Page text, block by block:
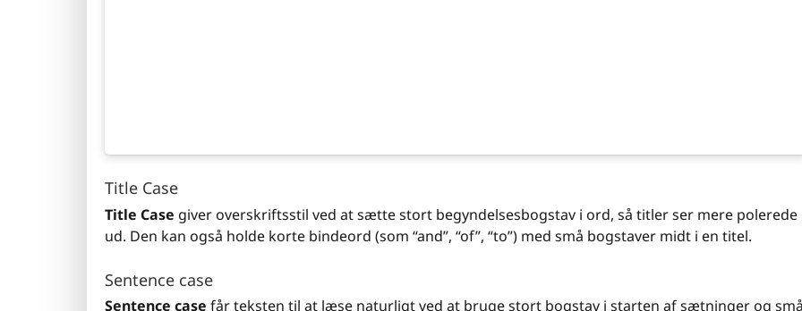
Title Case
Title Case giver overskriftsstil ved at sætte stort begyndelsesbogstav i ord, så titler ser mere polerede
ud. Den kan også holde korte bindeord (som “and”, “of”, “to”) med små bogstaver midt i en titel.
Sentence case
Sentence case får teksten til at læse naturligt ved at bruge stort bogstav i starten af sætninger og